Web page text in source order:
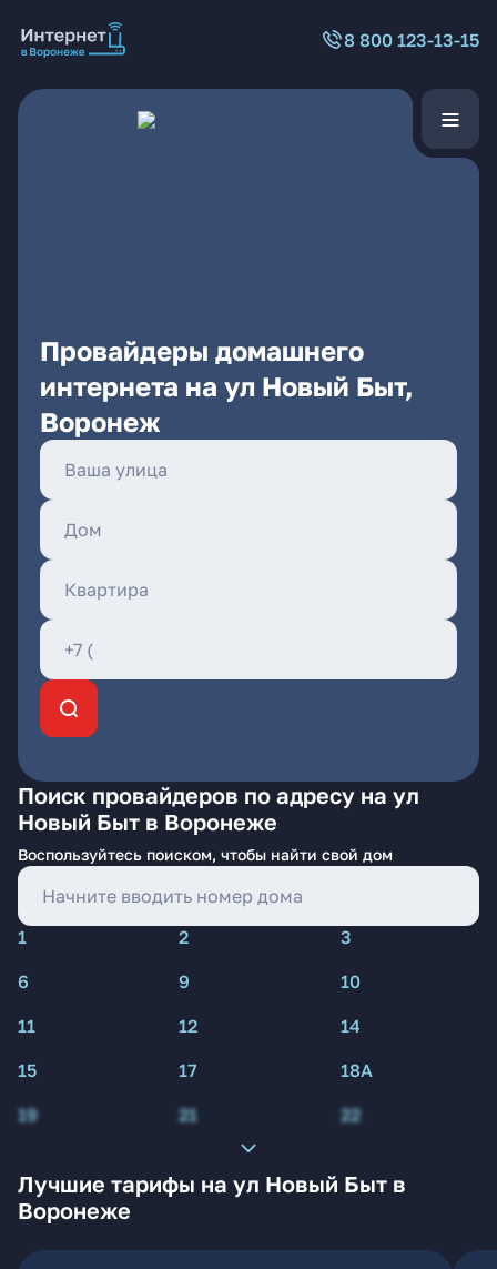
8 800 123-13-15
Провайдеры домашнего
интернета на ул Новый Быт,
Воронеж
Поиск провайдеров по адресу на ул
Новый Быт в Воронеже
Воспользуйтесь поиском, чтобы найти свой дом
1 2
3
6
9
10
11
12
14
15
17
18А
19
21 22
Лучшие тарифы на ул Новый Быт в
Воронеже